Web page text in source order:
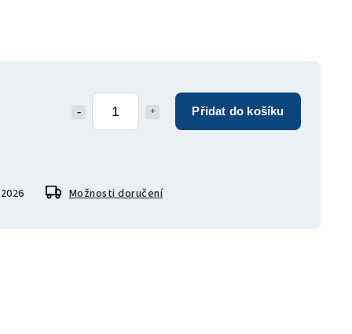
Přidat do košíku
Možnosti doručení